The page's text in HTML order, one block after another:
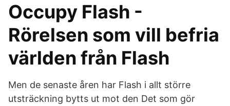
Occupy Flash -
Rörelsen som vill befria
världen från Flash
Men de senaste åren har Flash i allt större
utsträckning bytts ut mot den Det som gör